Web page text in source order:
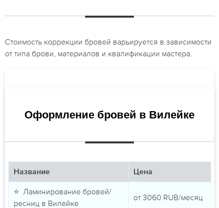
Стоимость коррекции бровей варьируется в зависимости
от типа брови, материалов и квалификации мастера.
Оформление бровей в Вилейке
Название Цена
⭐ Ламинирование бровей/
ресниц в Вилейке
от 3060 RUB/месяц